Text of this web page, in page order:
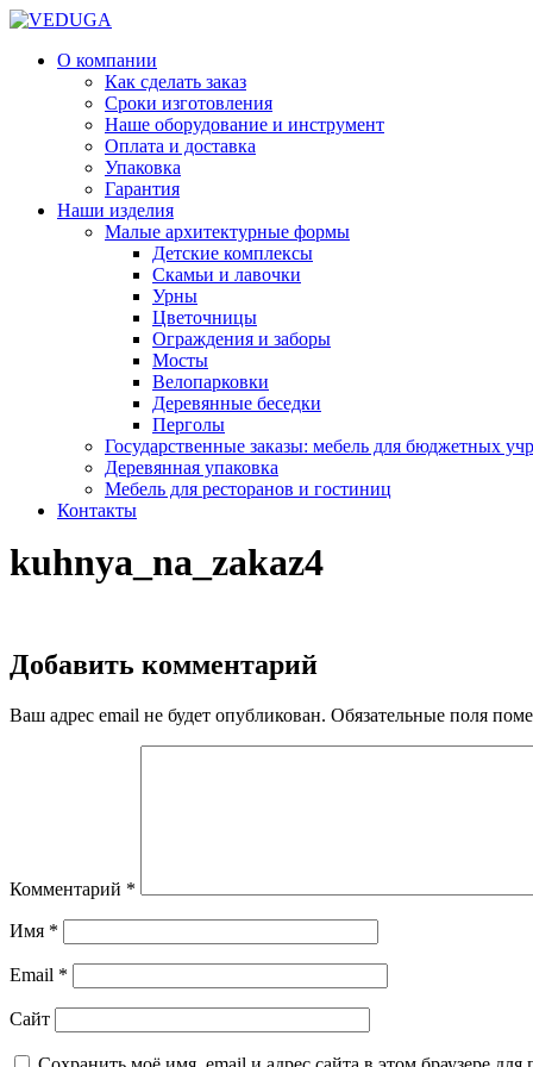
О компании
Как сделать заказ
Сроки изготовления
Наше оборудование и инструмент
Оплата и доставка
Упаковка
Гарантия
Наши изделия
Малые архитектурные формы
Детские комплексы
Скамьи и лавочки
Урны
Цветочницы
Ограждения и заборы
Мосты
Велопарковки
Деревянные беседки
Перголы
Государственные заказы: мебель для бюджетных
Деревянная упаковка
Мебель для ресторанов и гостиниц
Контакты
kuhnya_na_zakaz4
Добавить комментарий
Ваш адрес email не будет опубликован. Обязательные поля
Комментарий *
Имя *
Email *
Сайт